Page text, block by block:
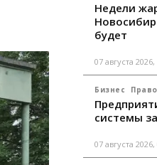
Недели
будет
07 августа 2026,
Бизнес
системы
07 августа 2026,